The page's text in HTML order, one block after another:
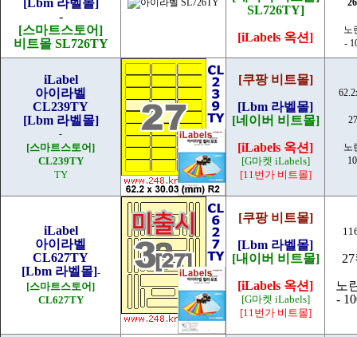
-
[스마트스토어]
비트몰 SL726TY
SL726TY]
[iLabels 옥션]
노
-
iLabel
아이라벨
CL239TY
[Lbm 라벨몰]
-
[스마트스토어]
CL239TY
TY
[쿠팡 비트몰]
[Lbm 라벨몰]
[네이버 비트몰]
[iLabels 옥션]
[G마켓 iLabels]
[11번가 비트몰]
노
iLabel
아이라벨
CL627TY
[Lbm 라벨몰]-
[스마트스토어]
CL627TY
[쿠팡 비트몰]
[Lbm 라벨몰]
[내이버 비트몰]
[iLabels 옥션]
[G마켓 iLabels]
[11번가 비트몰]
노
-